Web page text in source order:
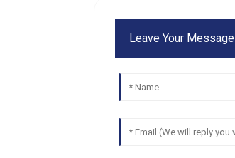
Leave Your Message